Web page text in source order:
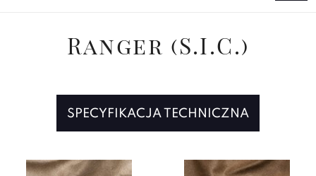
Ranger (S.I.C.)
SPECYFIKACJA TECHNICZNA